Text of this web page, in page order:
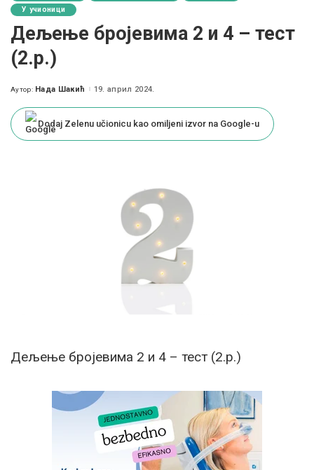
У учионици
Дељење бројевима 2 и 4 – тест
(2.р.)
Posted
Аутор: Нада Шакић 19. април 2024.
Dodaj Zelenu učionicu kao omiljeni izvor na Google-u
Дељење бројевима 2 и 4 – тест (2.р.)